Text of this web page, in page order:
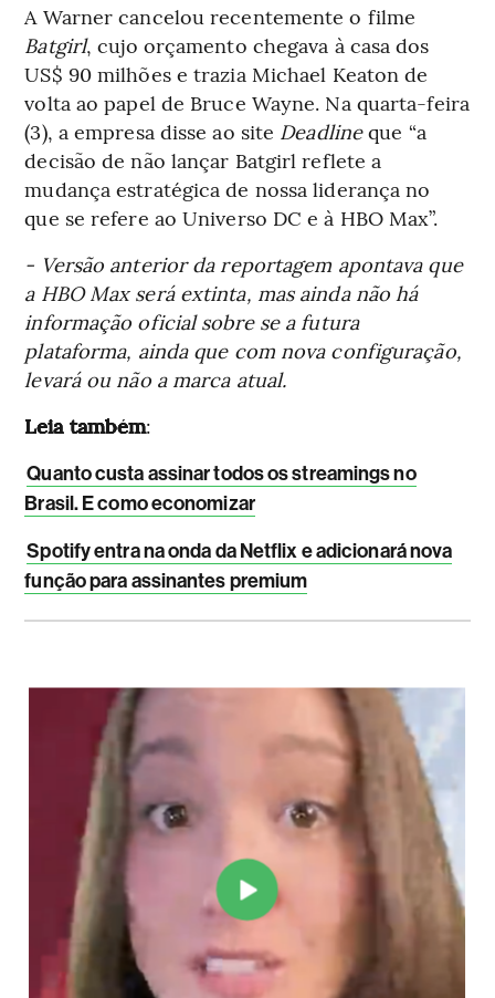
A Warner cancelou recentemente o filme
Batgirl, cujo orçamento chegava à casa dos
US$ 90 milhões e trazia Michael Keaton de
volta ao papel de Bruce Wayne. Na quarta-feira
(3), a empresa disse ao site Deadlineque “a
decisão de não lançar Batgirl reflete a
mudança estratégica de nossa liderança no
que se refere ao Universo DC e à HBO Max”.
- Versão anterior da reportagem apontava que
a HBO Max será extinta, mas ainda não há
informação oficial sobre se a futura
plataforma, ainda que com nova configuração,
levará ou não a marca atual.
Leia também:
Quanto custa assinar todos os streamings no
Brasil. E como economizar
Spotify entra na onda da Netflix e adicionará nova
função para assinantes premium